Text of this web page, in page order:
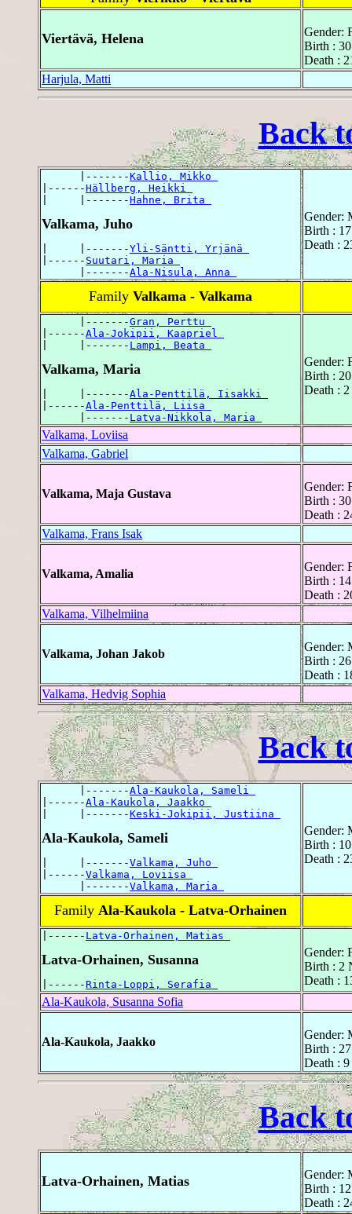
Viertävä, Helena
Gender:
Birth :
Death :
Harjula, Matti
Back
      |-------
Kallio, Mikko
|------Hällberg, Heikki
|     |-------Hahne, Brita
Valkama, Juho
|     |-------Yli-Säntti, Yrjänä
|------ Suutari, Maria
      |-------
Ala-Nisula, Anna
Gender:
Birth :
Death :
Family Valkama - Valkama
      |-------
Gran, Perttu
|------Ala-Jokipii, Kaapriel
|     |------- Lampi, Beata
Valkama, Maria
|     |-------Ala-Penttilä, Iisakki
|------Ala-Penttilä, Liisa
      |-------
Latva-Nikkola, Maria
Gender:
Birth :
Death :
Valkama, Loviisa
Valkama, Gabriel
Valkama, Maja Gustava
Gender:
Birth :
Death :
Valkama, Frans Isak
Valkama, Amalia
Gender:
Birth :
Death :
Valkama, Vilhelmiina
Valkama, Johan Jakob
Gender:
Birth :
Death :
Valkama, Hedvig Sophia
Back
      |-------
Ala-Kaukola, Sameli
|------Ala-Kaukola, Jaakko
|     |-------Keski-Jokipii, Justiina
Ala-Kaukola, Sameli
|     |-------Valkama, Juho
|------Valkama, Loviisa
      |-------
Valkama, Maria
Gender:
Birth :
Death :
Family Ala-Kaukola - Latva-Orhainen
|------ Latva-Orhainen, Matias
Latva-Orhainen, Susanna
|------Rinta-Loppi, Serafia
Gender:
Birth : 2
Death :
Ala-Kaukola, Susanna Sofia
Ala-Kaukola, Jaakko
Gender:
Birth :
Death :
Back
Latva-Orhainen, Matias
Gender:
Birth :
Death :